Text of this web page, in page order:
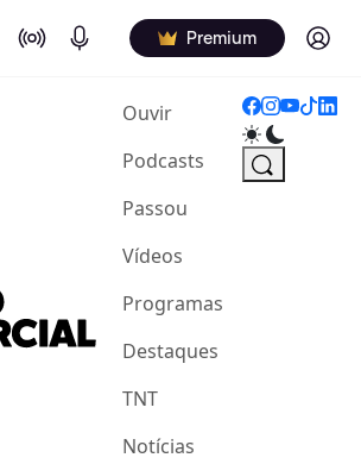
On Air Podcasts Premium Log in
Ouvir(current)
Podcasts
Passou
Vídeos
Programas
Destaques
TNT
Notícias